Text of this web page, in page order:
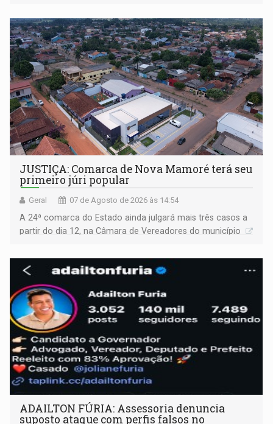
JUSTIÇA: Comarca de Nova Mamoré terá seu
primeiro júri popular
Geral 07 de Agosto de 2026 às 14:54
A 24ª comarca do Estado ainda julgará mais três casos a
partir do dia 12, na Câmara de Vereadores do município
ADAILTON FÚRIA: Assessoria denuncia
suposto ataque com perfis falsos no